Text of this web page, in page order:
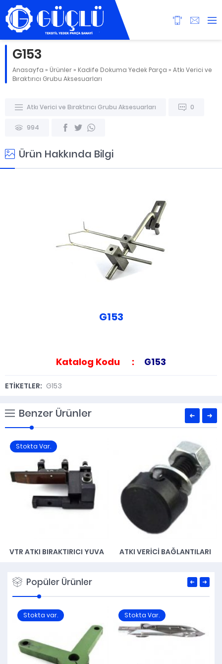
G153
Anasayfa » Ürünler » Kadife Dokuma Yedek Parça » Atkı Verici ve
Bıraktırıcı Grubu Aksesuarları
Atkı Verici ve Bıraktırıcı Grubu Aksesuarları 0
994
Ürün Hakkında Bilgi
G153
Katalog Kodu : G153
ETİKETLER: G153
Benzer Ürünler
Stokta Var.
VTR ATKI BIRAKTIRICI YUVA ATKI VERICI BAĞLANTILARI
Popüler Ürünler
Stokta var. Stokta Var.